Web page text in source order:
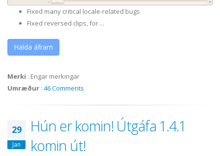
Fixed many critical locale-related bugs
Fixed reversed clips, for ...
Halda áfram
Merki : Engar merkingar
Umræður : 46 Comments
29
Jan
Hún er komin! Útgáfa 1.4.1
komin út!